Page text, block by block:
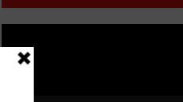
de
vídeo